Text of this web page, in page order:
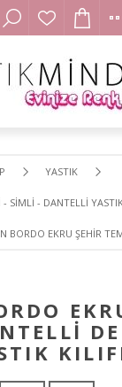
YASTIK
- SİMLİ - DANTELLİ
BORDO EKRU ŞEHİR